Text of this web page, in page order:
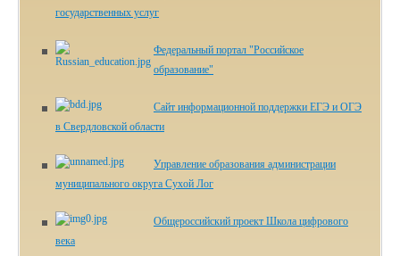
государственных услуг
Федеральный портал "Российское
образование"
Сайт информационной поддержки ЕГЭ и ОГЭ
в Свердловской области
Управление образования администрации
муниципального округа Сухой Лог
Общероссийский проект Школа цифрового
века